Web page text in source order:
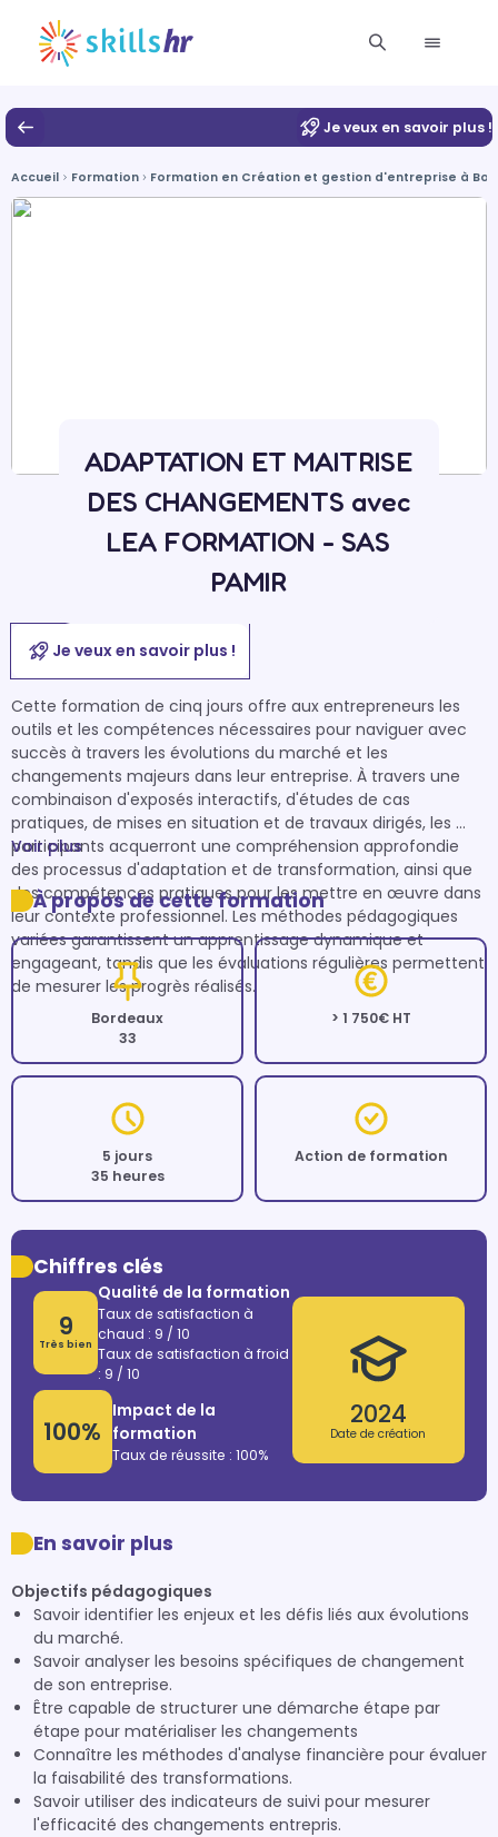
Je veux en savoir plus !
Accueil Formation Formation en Création et gestion d'entreprise à
ADAPTATION ET MAITRISE
DES CHANGEMENTS avec
LEA FORMATION - SAS
PAMIR
Je veux en savoir plus !
Cette formation de cinq jours offre aux entrepreneurs les
outils et les compétences nécessaires pour naviguer avec
succès à travers les évolutions du marché et les
changements majeurs dans leur entreprise. À travers une
combinaison d'exposés interactifs, d'études de cas
pratiques, de mises en situation et de travaux dirigés, les
participants acquerront une compréhension approfondie
des processus d'adaptation et de transformation, ainsi que
des compétences pratiques pour les mettre en œuvre dans
leur contexte professionnel. Les méthodes pédagogiques
variées garantissent un apprentissage dynamique et
engageant, tandis que les évaluations régulières permettent
de mesurer les progrès réalisés.
Voir plus
À propos de cette formation
Bordeaux
33
> 1 750€ HT
5 jours
35 heures
Action de formation
Chiffres clés
9
Très bien
Qualité de la formation
Taux de satisfaction à
chaud : 9 / 10
Taux de satisfaction à froid
: 9 / 10
100%
Impact de la
formation
Taux de réussite : 100%
2024
Date de création
En savoir plus
Objectifs pédagogiques
Savoir identifier les enjeux et les défis liés aux évolutions
du marché.
Savoir analyser les besoins spécifiques de changement
de son entreprise.
Être capable de structurer une démarche étape par
étape pour matérialiser les changements
Connaître les méthodes d'analyse financière pour évaluer
la faisabilité des transformations.
Savoir utiliser des indicateurs de suivi pour mesurer
l'efficacité des changements entrepris.